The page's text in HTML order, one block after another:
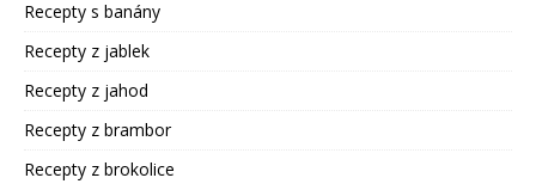
Recepty s banány
Recepty z jablek
Recepty z jahod
Recepty z brambor
Recepty z brokolice